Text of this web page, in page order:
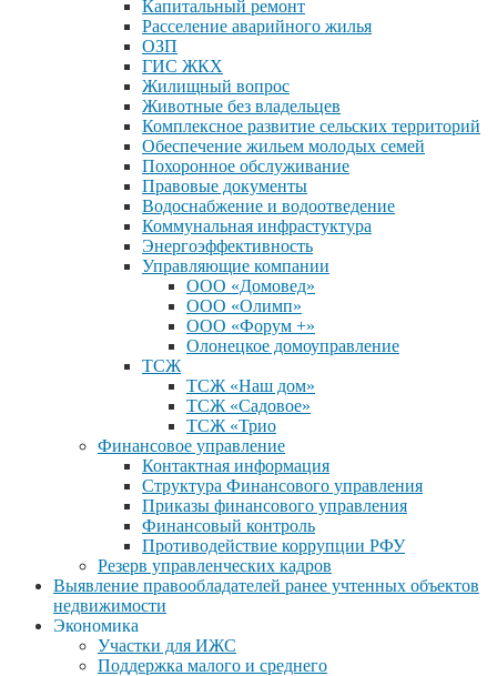
Капитальный ремонт
Расселение аварийного жилья
ОЗП
ГИС ЖКХ
Жилищный вопрос
Животные без владельцев
Комплексное развитие сельских территорий
Обеспечение жильем молодых семей
Похоронное обслуживание
Правовые документы
Водоснабжение и водоотведение
Коммунальная инфрастуктура
Энергоэффективность
Управляющие компании
ООО «Домовед»
ООО «Олимп»
ООО «Форум +»
Олонецкое домоуправление
ТСЖ
ТСЖ «Наш дом»
ТСЖ «Садовое»
ТСЖ «Трио
Финансовое управление
Контактная информация
Структура Финансового управления
Приказы финансового управления
Финансовый контроль
Противодействие коррупции РФУ
Резерв управленческих кадров
Выявление правообладателей ранее учтенных объектов
недвижимости
Экономика
Участки для ИЖС
Поддержка малого и среднего